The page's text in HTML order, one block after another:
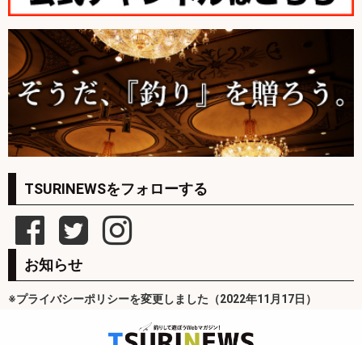
TSURINEWSをフォローする
お知らせ
※プライバシーポリシーを変更しました（2022年11月17日）